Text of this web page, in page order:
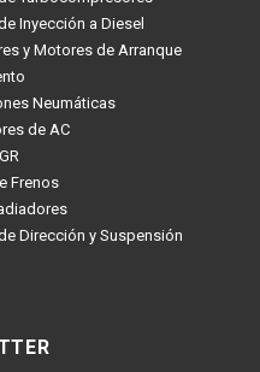
Inyección a Diesel
y Motores de Arranque
Neumáticas
de AC
Frenos
Dirección y Suspensión